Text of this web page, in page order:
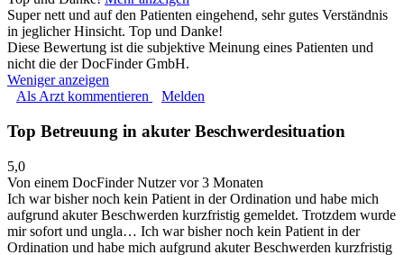
Super nett und auf den Patienten eingehend, sehr gutes Verständnis
in jeglicher Hinsicht. Top und Danke!
Diese Bewertung ist die subjektive Meinung eines Patienten und
nicht die der DocFinder GmbH.
Weniger anzeigen
Als Arzt kommentieren
Melden
Top Betreuung in akuter Beschwerdesituation
5,0
Von einem DocFinder Nutzervor 3 Monaten
Ich war bisher noch kein Patient in der Ordination und habe mich
aufgrund akuter Beschwerden kurzfristig gemeldet. Trotzdem wurde
mir sofort und ungla… Ich war bisher noch kein Patient in der
Ordination und habe mich aufgrund akuter Beschwerden kurzfristig